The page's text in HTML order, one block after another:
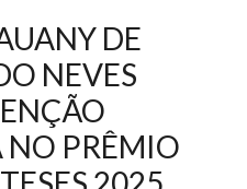
DE
NEVES
NO PRÊMIO